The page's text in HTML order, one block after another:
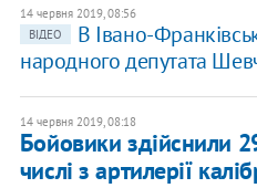
14 червня 2019, 08:56
ВІДЕО
В Івано-
народного депутата
14 червня 2019, 08:18
Бойовики здійснили
числі з артилерії